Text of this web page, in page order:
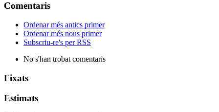
Comentaris
Ordenar més antics primer
Ordenar més nous primer
Subscriu-re's per RSS
No s'han trobat comentaris
Fixats
Estimats